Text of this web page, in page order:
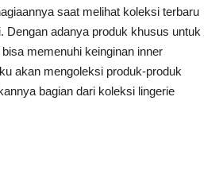
saat melihat koleksi terbaru
Dengan adanya produk khusus untuk
memenuhi keinginan inner
akan mengoleksi produk-produk
bagian dari koleksi lingerie